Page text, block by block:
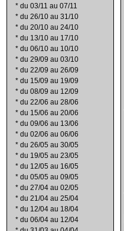
* du 03/11 au 07/11
* du 26/10 au 31/10
* du 20/10 au 24/10
* du 13/10 au 17/10
* du 06/10 au 10/10
* du 29/09 au 03/10
* du 22/09 au 26/09
* du 15/09 au 19/09
* du 08/09 au 12/09
* du 22/06 au 28/06
* du 15/06 au 20/06
* du 09/06 au 13/06
* du 02/06 au 06/06
* du 26/05 au 30/05
* du 19/05 au 23/05
* du 12/05 au 16/05
* du 05/05 au 09/05
* du 27/04 au 02/05
* du 21/04 au 25/04
* du 12/04 au 18/04
* du 06/04 au 12/04